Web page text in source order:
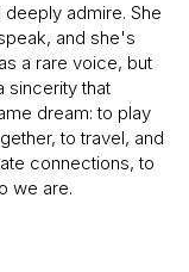
admire. She
and she's
a rare voice, but
sincerity that
dream: to play
to travel, and
connections, to
we are.